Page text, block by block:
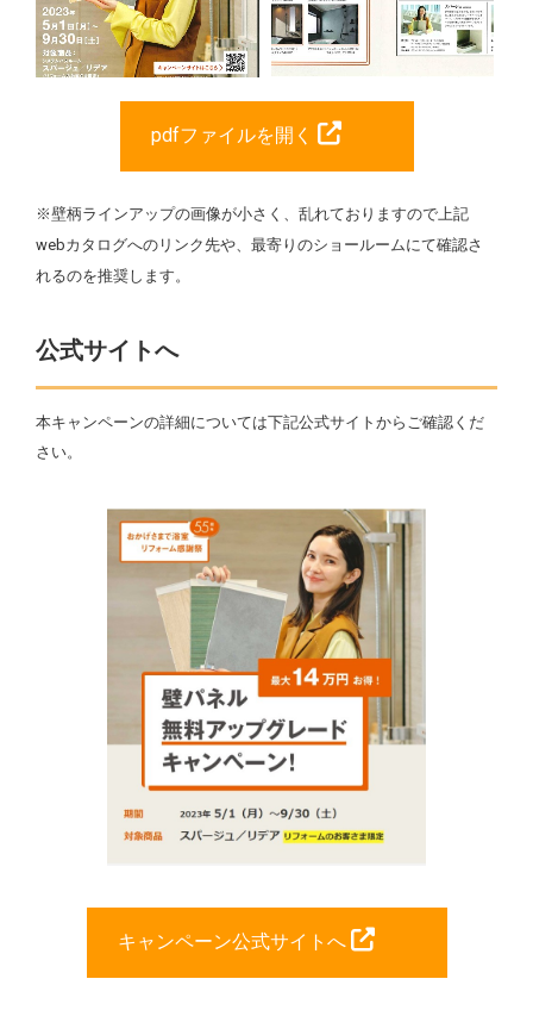
pdfファイルを開く
※壁柄ラインアップの画像が小さく、乱れておりますので上記
webカタログへのリンク先や、最寄りのショールームにて確認さ
れるのを推奨します。
公式サイトへ
本キャンペーンの詳細については下記公式サイトからご確認くだ
さい。
キャンペーン公式サイトへ